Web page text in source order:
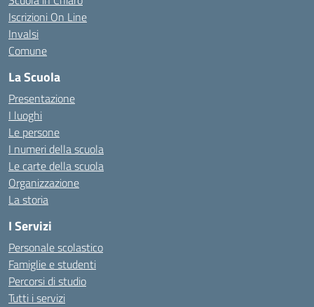
Iscrizioni On Line
Invalsi
Comune
La Scuola
Presentazione
I luoghi
Le persone
I numeri della scuola
Le carte della scuola
Organizzazione
La storia
I Servizi
Personale scolastico
Famiglie e studenti
Percorsi di studio
Tutti i servizi